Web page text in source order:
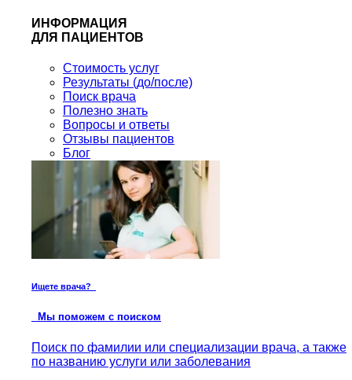
ИНФОРМАЦИЯ
ДЛЯ ПАЦИЕНТОВ
Стоимость услуг
Результаты (до/после)
Поиск врача
Полезно знать
Вопросы и ответы
Отзывы пациентов
Блог
Ищете врача?
Мы поможем с поиском
Поиск по фамилии или специализации врача, а также
по названию услуги или заболевания